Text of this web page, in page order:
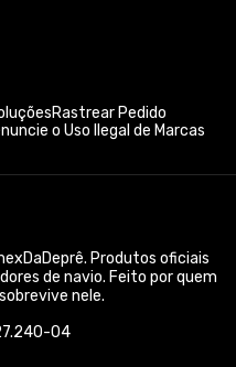
Rastrear Pedido
o Uso Ilegal de Marcas
Produtos oficiais
de navio. Feito por quem
nele.
04